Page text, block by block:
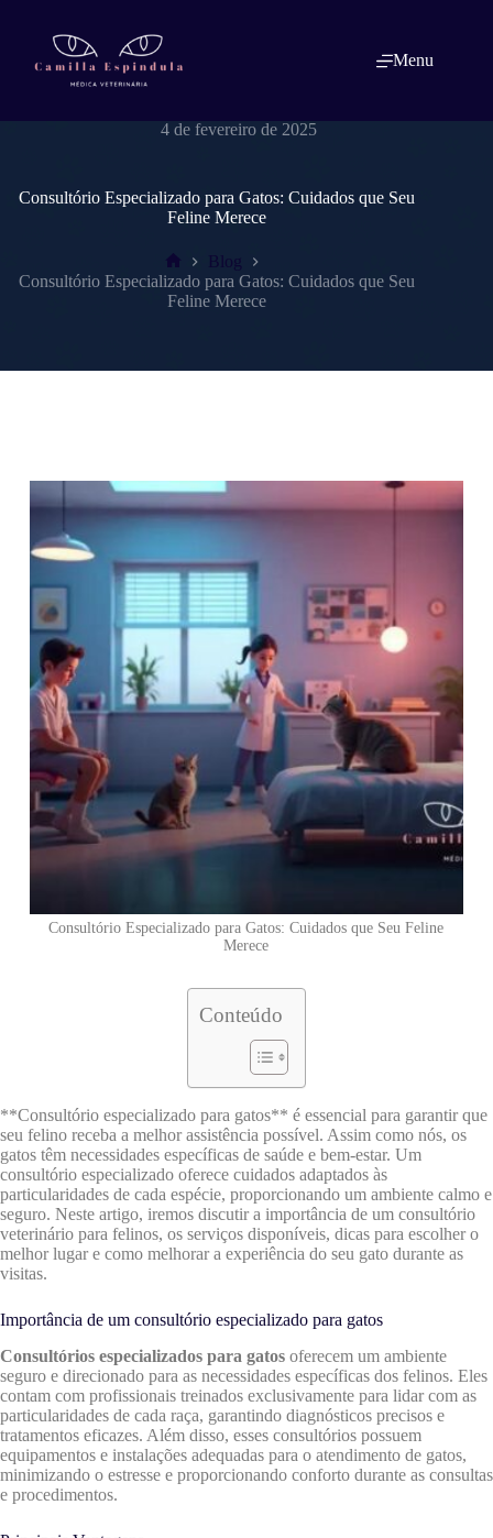
conteúdo
Menu
4 de fevereiro de 2025
Consultório Especializado para Gatos: Cuidados que Seu
Feline Merece
Home
Blog
Consultório Especializado para Gatos: Cuidados que Seu
Feline Merece
Consultório Especializado para Gatos: Cuidados que Seu Feline
Merece
Conteúdo
**Consultório especializado para gatos** é essencial para garantir que
seu felino receba a melhor assistência possível. Assim como nós, os
gatos têm necessidades específicas de saúde e bem-estar. Um
consultório especializado oferece cuidados adaptados às
particularidades de cada espécie, proporcionando um ambiente calmo e
seguro. Neste artigo, iremos discutir a importância de um consultório
veterinário para felinos, os serviços disponíveis, dicas para escolher o
melhor lugar e como melhorar a experiência do seu gato durante as
visitas.
Importância de um consultório especializado para gatos
Consultórios especializados para gatos oferecem um ambiente
seguro e direcionado para as necessidades específicas dos felinos. Eles
contam com profissionais treinados exclusivamente para lidar com as
particularidades de cada raça, garantindo diagnósticos precisos e
tratamentos eficazes. Além disso, esses consultórios possuem
equipamentos e instalações adequadas para o atendimento de gatos,
minimizando o estresse e proporcionando conforto durante as consultas
e procedimentos.